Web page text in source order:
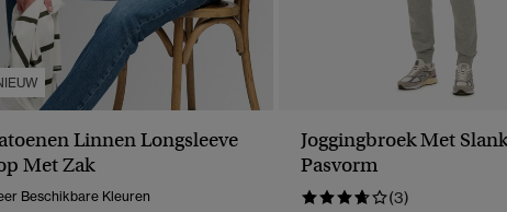
Linnen Longsleeve
Met Zak
Beschikbare Kleuren
Joggingbroek Met
Pasvorm
(3)